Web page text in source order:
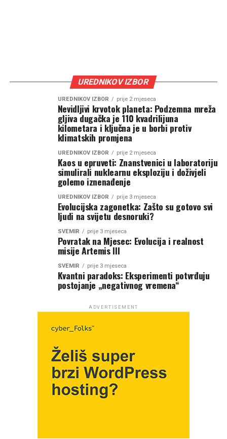
UREDNIKOV IZBOR
UREDNIKOV IZBOR prije 2 mjeseca
Nevidljivi krvotok planeta: Podzemna mreža
gljiva dugačka je 110 kvadrilijuna
kilometara i ključna je u borbi protiv
klimatskih promjena
UREDNIKOV IZBOR prije 2 mjeseca
Kaos u epruveti: Znanstvenici u laboratoriju
simulirali nuklearnu eksploziju i doživjeli
golemo iznenađenje
UREDNIKOV IZBOR prije 3 mjeseca
Evolucijska zagonetka: Zašto su gotovo svi
ljudi na svijetu desnoruki?
SVEMIR prije 3 mjeseca
Povratak na Mjesec: Evolucija i realnost
misije Artemis III
SVEMIR prije 3 mjeseca
Kvantni paradoks: Eksperimenti potvrđuju
postojanje „negativnog vremena“
ADVERTISEMENT